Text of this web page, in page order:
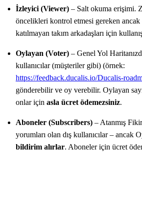
İzleyici (Viewer) – Salt okuma erişimi.
öncelikleri kontrol etmesi gereken
katılmayan takım arkadaşları için
Oylayan (Voter) – Genel Yol
kullanıcılar (müşteriler gibi) (örnek:
https://feedback.ducalis.io/Ducalis-
gönderebilir ve oy verebilir. Oylayan
onlar için asla ücret ödemezsiniz.
Aboneler (Subscribers) – Atanmış
yorumları olan dış kullanıcılar – ancak
bildirim alırlar. Aboneler için ücret